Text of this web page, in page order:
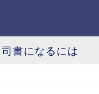
司書になるには